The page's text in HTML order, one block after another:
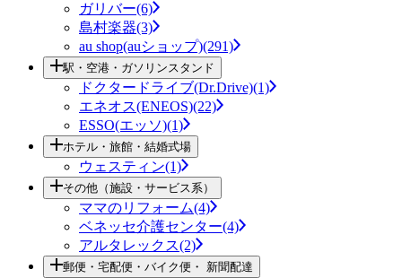
ガリバー(6)
島村楽器(3)
au shop(auショップ)(291)
駅・空港・ガソリンスタンド
ドクタードライブ(Dr.Drive)(1)
エネオス(ENEOS)(22)
ESSO(エッソ)(1)
ホテル・旅館・結婚式場
ウェスティン(1)
その他（施設・サービス系）
ママのリフォーム(4)
ベネッセ介護センター(4)
アルタレックス(2)
郵便・宅配便・バイク便・ 新聞配達